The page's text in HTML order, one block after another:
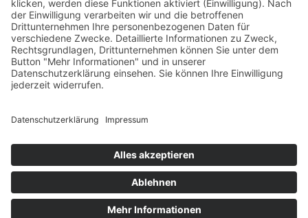
Startseite
Impressum
Datenschutzerklärung
Barrierefreiheitserklärung
Vertrag widerrufen
AGB
Zahlung & Versand
Startseite
Datenschutzerklärung
Barrierefreiheitserklärung
Vertrag widerrufen
Zahlung & Versand